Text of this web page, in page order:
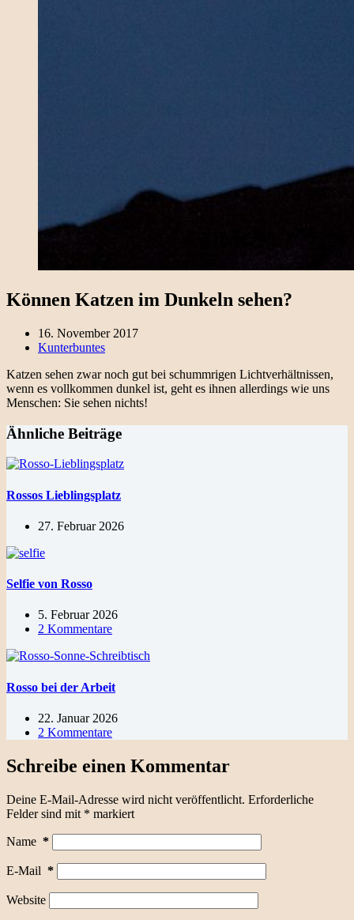
Können Katzen im Dunkeln sehen?
16. November 2017
Kunterbuntes
Katzen sehen zwar noch gut bei schummrigen Lichtverhältnissen,
wenn es vollkommen dunkel ist, geht es ihnen allerdings wie uns
Menschen: Sie sehen nichts!
Ähnliche Beiträge
Rossos Lieblingsplatz
27. Februar 2026
Selfie von Rosso
5. Februar 2026
2 Kommentare
Rosso bei der Arbeit
22. Januar 2026
2 Kommentare
Schreibe einen Kommentar
Deine E-Mail-Adresse wird nicht veröffentlicht. Erforderliche
Felder sind mit * markiert
Name *
E-Mail *
Website